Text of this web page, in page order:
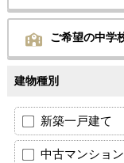
ご希望の中学
建物種別
新築一戸建て
中古マンション